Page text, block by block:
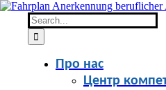
Skip
content
Search
for:
Про нас
Центр